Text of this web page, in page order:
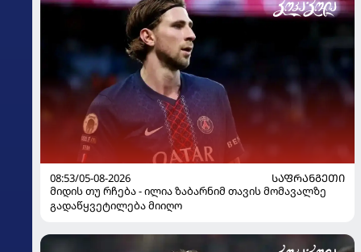
08:53/05-08-2026
ᲡᲐᲤᲠᲐᲜᲒᲔᲗᲘ
მიდის თუ რჩება - ილია ზაბარნიმ თავის მომავალზე
გადაწყვეტილება მიიღო